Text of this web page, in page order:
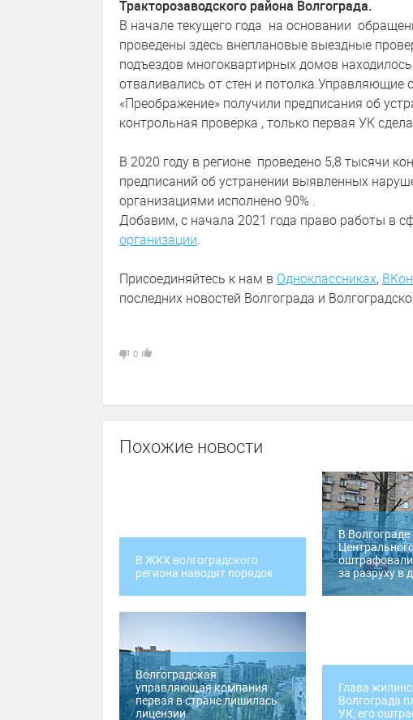
Тракторозаводского района Волгограда.
В начале текущего года на основании
проведены здесь внеплановые выездные
подъездов многоквартирных домов
отваливались от стен и
«Преображение» получили предписания об
контрольная проверка , только первая УК
В 2020 году в регионе проведено 5,8 тысячи
предписаний об устранении выявленных
организациями исполнено 90% .
Добавим, с начала 2021 года право работы в
организации.
Присоединяйтесь к нам в Одноклассниках,
последних новостей Волгограда и
0
Похожие новости
В ЖКХ волгоградского
региона наводят порядок
В
за разруху в
Волгоградская
управляющая компания
первая в стране лишилась
лицензии
Глава
Волгограда
УК, его